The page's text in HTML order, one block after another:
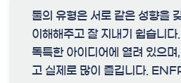
둘의 유형은 서로 같은 성향을
이해해주고 잘 지내기 쉽습니
독특한 아이디어에 열려 있으
고 실제로 많이 즐깁니다.